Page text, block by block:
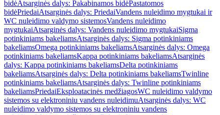
bidėAtsarginės dalys: Pakabinamos bidėPastatomos
bidėPriedaiAtsarginės dalys: PriedaiVandens nuleidimo mygtukai ir
WC nuleidimo valdymo sistemosVandens nuleidimo
mygtukaiAtsarginės dalys: Vandens nuleidimo mygtukaiSigma
potinkiniams bakeliamsAtsarginės dalys: Sigma potinkiniams
bakeliamsOmega potinkiniams bakeliamsAtsarginės dalys: Omega
potinkiniams bakeliamsKappa potinkiniams bakeliamsAtsarginės
dalys: Kappa potinkiniams bakeliamsDelta potinkiniams
bakeliamsAtsarginės dalys: Delta potinkiniams bakeliamsTwinline
potinkiniams bakeliamsAtsarginės dalys: Twinline potinkiniams
bakeliamsPriedaiEksploatacinės medžiagosWC nuleidimo valdymo
sistemos su elektroniniu vandens nuleidimuAtsarginės dalys: WC
nuleidimo valdymo sistemos su elektroniniu vandens